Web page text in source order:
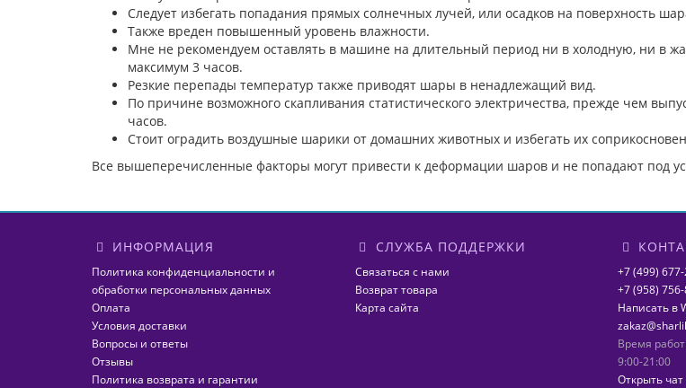
Следует избегать попадания прямых солнечных лучей, или осадков на поверхность
Также вреден повышенный уровень влажности.
Мне не рекомендуем оставлять в машине на длительный период ни в холодную, ни в
максимум 3 часов.
Резкие перепады температур также приводят шары в ненадлежащий вид.
По причине возможного скапливания статистического электричества, прежде чем
часов.
Стоит оградить воздушные шарики от домашних животных и избегать их
Все вышеперечисленные факторы могут привести к деформации шаров и не попадают под
ИНФОРМАЦИЯ
Политика конфиденциальности и
обработки персональных данных
Оплата
Условия доставки
Вопросы и ответы
Отзывы
Политика возврата и гарантии
СЛУЖБА ПОДДЕРЖКИ
Связаться с нами
Возврат товара
Карта сайта
+7 (499)
+7 (958)
Написать в
Время
9:00-21:00
Открыть чат